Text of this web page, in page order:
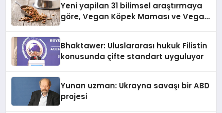
Yeni yapilan 31 bilimsel araştırmaya
göre, Vegan Köpek Maması ve Vegan
Bhaktawer: Uluslararası hukuk Filistin
konusunda çifte standart uyguluyor
Yunan uzman: Ukrayna savaşı bir ABD
projesi